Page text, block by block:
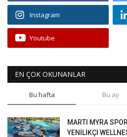
Instagram
Youtube
EN ÇOK OKUNANLAR
Bu hafta Bu ay
MARTI MYRA
YENİLİKÇİ